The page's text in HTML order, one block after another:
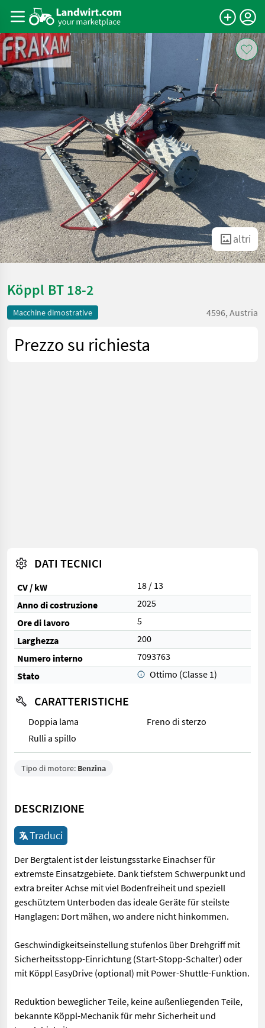
altri
Köppl BT 18-2
Macchine dimostrative 4596, Austria
Prezzo su richiesta
DATI TECNICI
CV / kW
18 / 13
Anno di costruzione
2025
Ore di lavoro
5
Larghezza
200
Numero interno
7093763
Stato
Ottimo (Classe 1)
CARATTERISTICHE
Doppia lama
Freno di sterzo
Rulli a spillo
Tipo di motore: Benzina
DESCRIZIONE
Traduci
Der Bergtalent ist der leistungsstarke Einachser für
extremste Einsatzgebiete. Dank tiefstem Schwerpunkt und
extra breiter Achse mit viel Bodenfreiheit und speziell
geschütztem Unterboden das ideale Geräte für steilste
Hanglagen: Dort mähen, wo andere nicht hinkommen.
Geschwindigkeitseinstellung stufenlos über Drehgriff mit
Sicherheitsstopp-Einrichtung (Start-Stopp-Schalter) oder
mit Köppl EasyDrive (optional) mit Power-Shuttle-Funktion.
Reduktion beweglicher Teile, keine außenliegenden Teile,
bekannte Köppl-Mechanik für mehr Sicherheit und